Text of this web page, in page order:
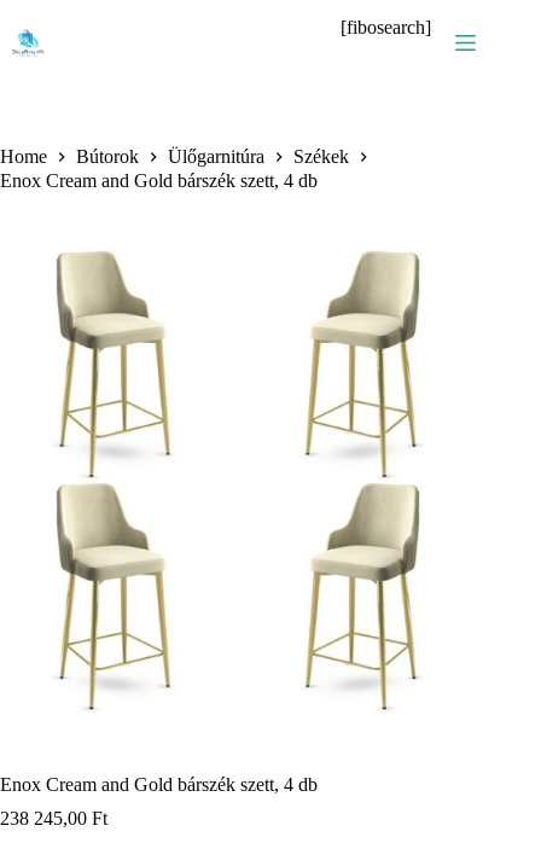
content
[fibosearch]
Home Bútorok Ülőgarnitúra
Székek
Enox Cream and Gold bárszék szett, 4 db
Enox Cream and Gold bárszék szett, 4 db
238 245,00 Ft